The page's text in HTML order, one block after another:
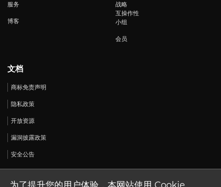
服务
博客
战略
互操作性
小组
会员
文档
商标免责声明
隐私政策
开放资源
漏洞披露政策
安全公告